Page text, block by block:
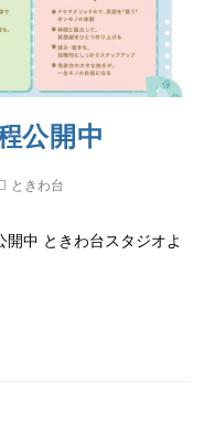
公開中
ときわ台
中 ときわ台スタジオよ